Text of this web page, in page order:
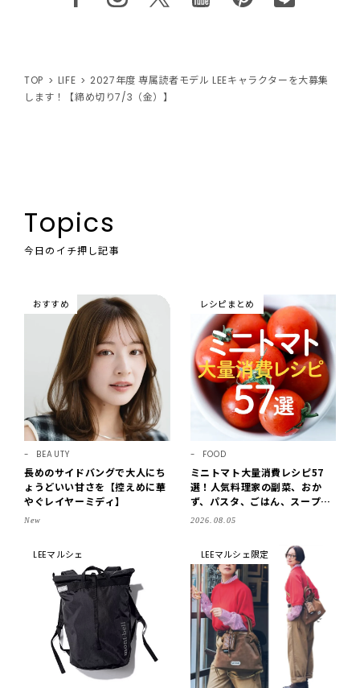
TOP LIFE
2027年度 専属読者モデル LEEキャラクターを大募集
します！【締め切り7/3（金）】
Topics
今日のイチ押し記事
おすすめ
BEAUTY
長めのサイドバングで大人にち
ょうどいい甘さを【控えめに華
やぐレイヤーミディ】
New
レシピまとめ
FOOD
ミニトマト大量消費レシピ57
選！人気料理家の副菜、おか
ず、パスタ、ごはん、スープま
で【保存版】
2026.08.05
LEEマルシェ LEEマルシェ限定